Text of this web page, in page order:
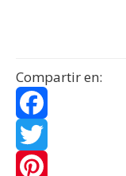
Compartir en:
F
aT